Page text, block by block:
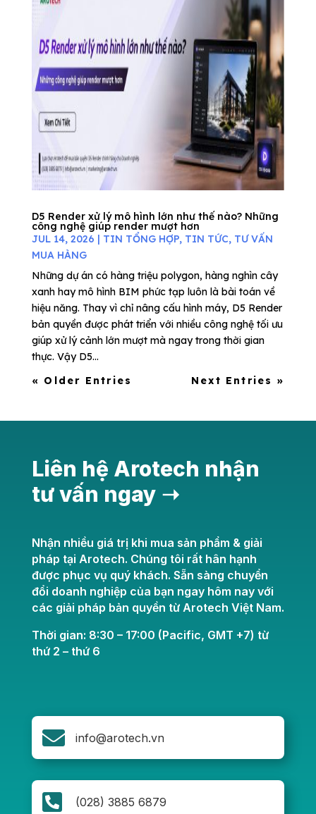
D5 Render xử lý mô hình lớn như thế nào? Những
công nghệ giúp render mượt hơn
JUL 14, 2026 | TIN TỔNG HỢP, TIN TỨC, TƯ VẤN
MUA HÀNG
Những dự án có hàng triệu polygon, hàng nghìn cây
xanh hay mô hình BIM phức tạp luôn là bài toán về
hiệu năng. Thay vì chỉ nâng cấu hình máy, D5 Render
bản quyền được phát triển với nhiều công nghệ tối ưu
giúp xử lý cảnh lớn mượt mà ngay trong thời gian
thực. Vậy D5...
« Older Entries
Next Entries »
Liên hệ Arotech nhận
tư vấn ngay ➝
Nhận nhiều giá trị khi mua sản phẩm & giải
pháp tại Arotech. Chúng tôi rất hân hạnh
được phục vụ quý khách. Sẵn sàng chuyển
đổi doanh nghiệp của bạn ngay hôm nay với
các giải pháp bản quyền từ Arotech Việt Nam.
Thời gian: 8:30 – 17:00 (Pacific, GMT +7) từ
thứ 2 – thứ 6
 info@arotech.vn
 (028) 3885 6879